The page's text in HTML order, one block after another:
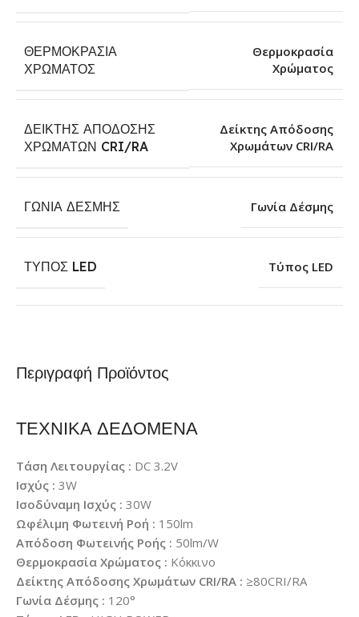
Περιγραφή Προϊόντος
ΤΕΧΝΙΚΑ ΔΕΔΟΜΕΝΑ
Τάση Λειτουργίας : DC 3.2V
Ισχύς : 3W
Ισοδύναμη Ισχύς : 30W
Ωφέλιμη Φωτεινή Ροή : 150lm
Απόδοση Φωτεινής Ροής : 50lm/W
Θερμοκρασία Χρώματος : Κόκκινο
Δείκτης Απόδοσης Χρωμάτων CRI/RA : ≥80CRI/RA
Γωνία Δέσμης : 120°
ΘΕΡΜΟΚΡΑΣΊΑ
ΧΡΏΜΑΤΟΣ
Θερμοκρασία
Χρώματος
ΔΕΊΚΤΗΣ ΑΠΌΔΟΣΗΣ
ΧΡΩΜΆΤΩΝ CRI/RA
Δείκτης Απόδοσης
Χρωμάτων CRI/RA
ΓΩΝΊΑ ΔΈΣΜΗΣ Γωνία Δέσμης
ΤΎΠΟΣ LED Τύπος LED